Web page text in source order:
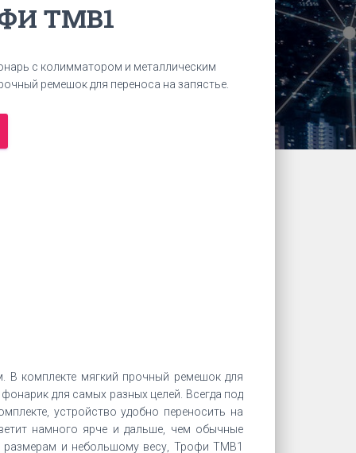
TMB1
с колимматором и металлическим
ремешок для переноса на запястье.
комплекте мягкий прочный ремешок для
для самых разных целей. Всегда под
устройство удобно переносить на
намного ярче и дальше, чем обычные
и небольшому весу, Трофи ТМВ1